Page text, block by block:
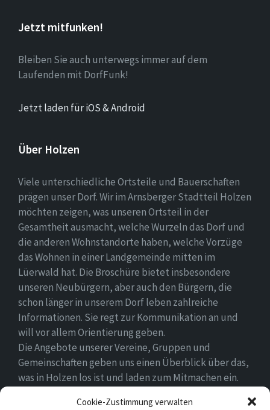
Cookie-Zustimmung verwalten
Jetzt mitfunken!
Bleiben Sie auch unterwegs immer auf dem
Laufenden mit DorfFunk!
Jetzt laden für iOS & Android
Über Holzen
Viele unterschiedliche Ortsteile und Bauerschaften
prägen unser Dorf. Wir im Arnsberger Stadtteil Holzen
möchten zeigen, was unseren Ortsteil in der
Gesamtheit ausmacht, welche Wurzeln das Dorf und
die anderen Wohnstandorte haben, welche Vorzüge
das Wohnen in einer Landgemeinde mitten im
Lüerwald hat. Die Broschüre bietet insbesondere
unseren Neubürgern, aber auch den Bürgern, die
schon länger in unserem Dorf leben zahlreiche
Informationen. Sie regt zur Kommunikation an und
will vor allem Orientierung geben.
Die Angebote unserer Vereine, Gruppen und
Gemeinschaften geben uns einen Überblick über das,
was in Holzen los ist und laden zum Mitmachen ein.